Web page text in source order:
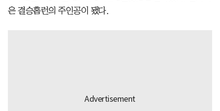
은 결승홈런의 주인공이 됐다.